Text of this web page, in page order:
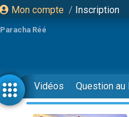
Mon compte / Inscription
Paracha Réé
Vidéos Question au